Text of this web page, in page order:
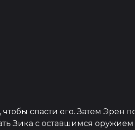
спасти его. Затем Эрен
Зика с оставшимся оружием